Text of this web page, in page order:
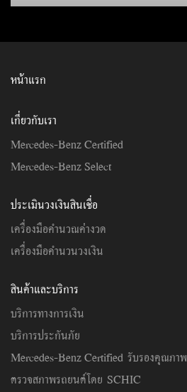
หน้าแรก
เกี่ยวกับเรา
Mercedes-Benz Certified
Mercedes-Benz Select
ประเมินวงเงินสินเชื่อ
เครื่องมือคำนวณค่างวด
เครื่องมือคำนวนวงเงิน